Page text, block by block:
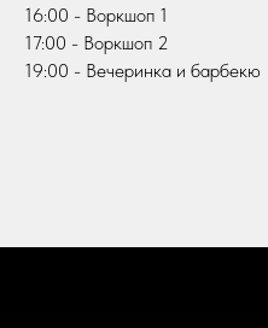
16:00 - Воркшоп 1
17:00 - Воркшоп 2
19:00 - Вечеринка и барбекю